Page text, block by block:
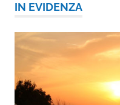
IN EVIDENZA